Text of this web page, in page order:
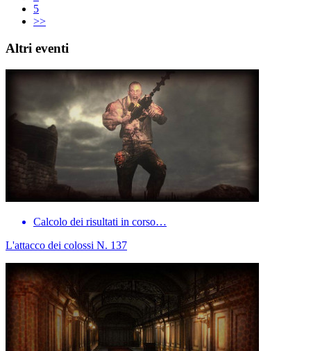
5
>>
Altri eventi
Calcolo dei risultati in corso…
L'attacco dei colossi N. 137